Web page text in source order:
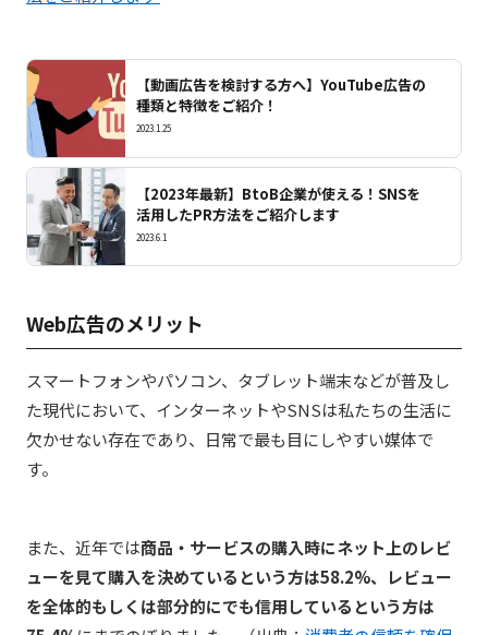
【動画広告を検討する方へ】YouTube広告の
種類と特徴をご紹介！
2023.1.25
【2023年最新】BtoB企業が使える！SNSを
活用したPR方法をご紹介します
2023.6.1
Web広告のメリット
スマートフォンやパソコン、タブレット端末などが普及し
た現代において、インターネットやSNSは私たちの生活に
欠かせない存在であり、日常で最も目にしやすい媒体で
す。
また、近年では商品・サービスの購入時にネット上のレビ
ューを見て購入を決めているという方は58.2%、レビュー
を全体的もしくは部分的にでも信用しているという方は